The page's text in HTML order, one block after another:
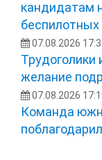
кандидатам
07.08.2026
Трудоголики
желание
07.08.2026
Команда